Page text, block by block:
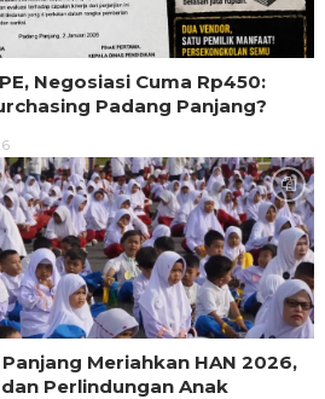
Negosiasi Cuma Rp450:
Padang Panjang?
Meriahkan HAN 2026,
Perlindungan Anak